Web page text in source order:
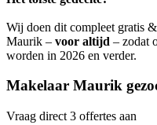
Wij doen dit compleet gratis
Maurik – voor altijd – zodat
worden in 2026 en verder.
Makelaar Maurik
Vraag direct 3 offertes aan